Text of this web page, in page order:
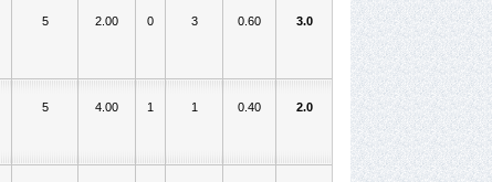
5 2.00 0 3 0.60 3.0
5 4.00 1 1 0.40 2.0